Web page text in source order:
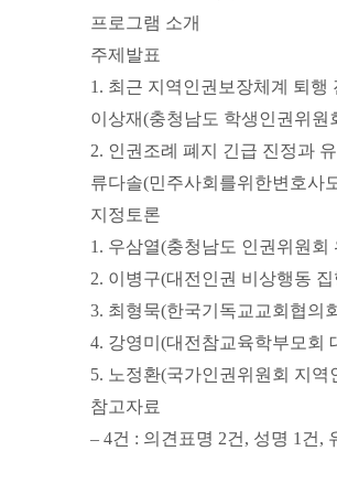
프로그램 소개
주제발표
1. 최근 지역인권보장체계 퇴행
이상재(충청남도 학생인권위원
2. 인권조례 폐지 긴급 진정과
류다솔(민주사회를위한변호사
지정토론
1. 우삼열(충청남도 인권위원회
2. 이병구(대전인권 비상행동
3. 최형묵(한국기독교교회협의
4. 강영미(대전참교육학부모회
5. 노정환(국가인권위원회 지역
참고자료
– 4건 : 의견표명 2건, 성명 1건,